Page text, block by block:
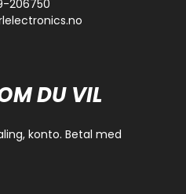
206750
DU VIL